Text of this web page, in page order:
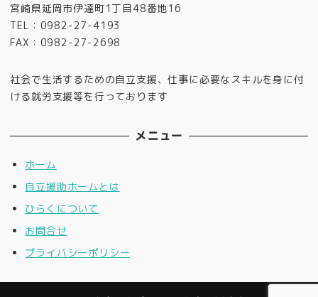
宮崎県延岡市伊達町1丁目48番地16
TEL：0982-27-4193
FAX：0982-27-2698
社会で生活するための自立支援、仕事に必要なスキルを身に付
ける就労支援等を行っております
メニュー
ホーム
自立援助ホームとは
ひらくについて
お問合せ
プライバシーポリシー